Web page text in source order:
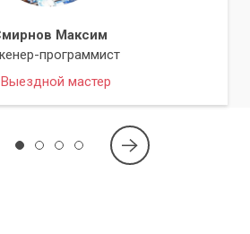
Максим
программист
Выездной мастер